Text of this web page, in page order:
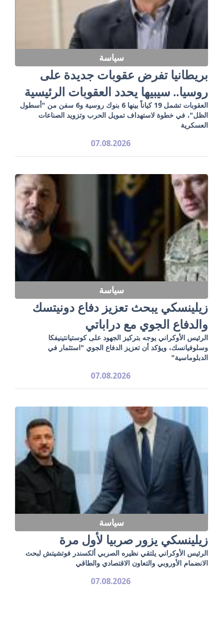
سياسة
بريطانيا تفرض عقوبات جديدة على
روسيا.. سيبيها يحدد العقوبات الرئيسية
العقوبات تشمل 19 كياناً بينها 6 بنوك روسية و6 سفن من "أسطول
الظل"، في خطوة لاستهداف تمويل الحرب وتزويد الصناعات
العسكرية
07.08.2026
سياسة
زيلينسكي يبحث تعزيز دفاع دونيتسك
والدفاع الجوي مع دراباتي
الرئيس الأوكراني يوجه بتركيز الجهود على كوستيانتينيفكا
وسلوفيانسك، ويؤكد أن تعزيز الدفاع الجوي "استثمار في
الدبلوماسية"
07.08.2026
سياسة
زيلينسكي يزور صربيا لأول مرة
الرئيس الأوكراني يلتقي نظيره الصربي ألكسندر فوتشيتش لبحث
الانضمام الأوروبي والتعاون الاقتصادي والطاقي
07.08.2026